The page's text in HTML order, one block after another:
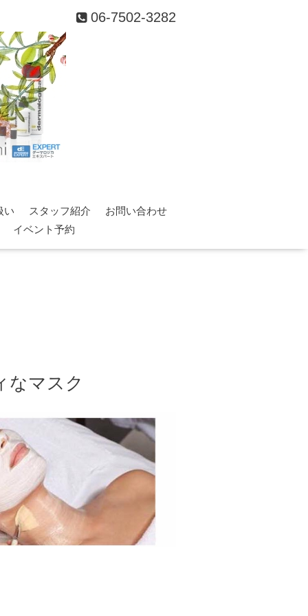
06-7502-3282
い スタッフ紹介
お問い合わせ
イベント予約
なマスク